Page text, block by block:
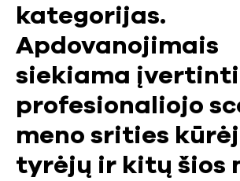
kategorijas.
Apdovanojimais
siekiama įvertinti
profesionaliojo
meno srities
tyrėjų ir kitų šios